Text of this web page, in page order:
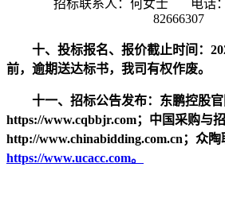
招标联系人：何女士 电话：
82666307
十、投标报名、报价截止时间：
前， 逾期送达标书，我司有权作废。
十一、招标公告发布：东鹏控股官
https://www.cqbbjr.com；中国采购与招
http://www.chinabidding.com.cn；众陶
https://www.ucacc.com。